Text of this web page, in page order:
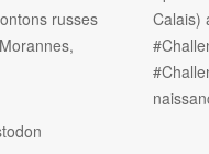
russes
Calais)